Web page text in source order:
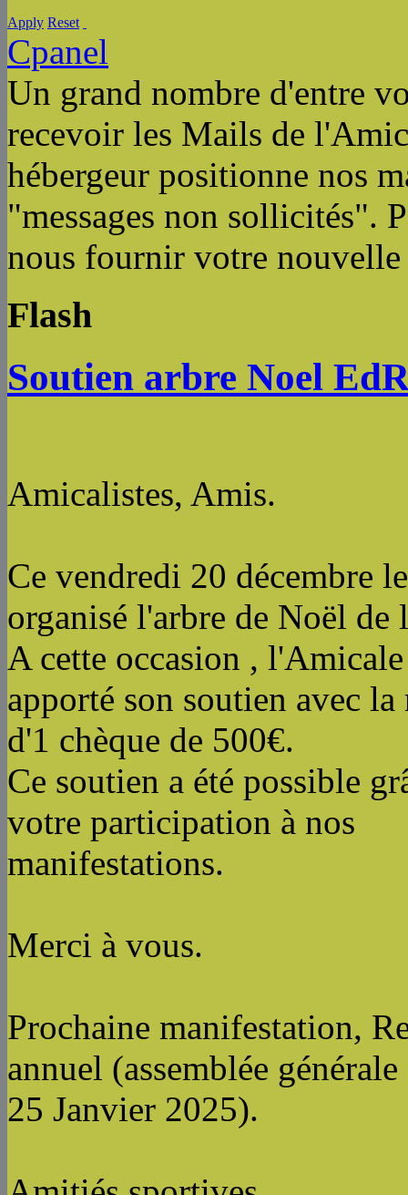
Apply Reset
Cpanel
Un grand nombre d'entre
recevoir les Mails de
hébergeur positionne nos
"messages non sollicités".
nous fournir votre nouvelle
Flash
Soutien arbre Noel
Amicalistes, Amis.
Ce vendredi 20 décembre
organisé l'arbre de Noël de
A cette occasion ,
apporté son soutien avec la
d'1 chèque de 500€.
Ce soutien a été possible
votre participation à nos
manifestations.
Merci à vous.
Prochaine manifestation,
annuel (assemblée
25 Janvier 2025).